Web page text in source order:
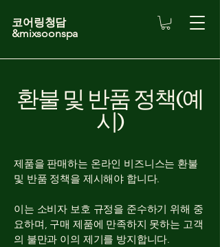
코어링청담
&mixsoonspa
환불 및 반품 정책(예
시)
제품을 판매하는 온라인 비즈니스는 환불
및 반품 정책을 제시해야 합니다.
이는 소비자 보호 규정을 준수하기 위해 중
요하며, 구매 제품에 만족하지 못하는 고객
의 불만과 이의 제기를 방지합니다.